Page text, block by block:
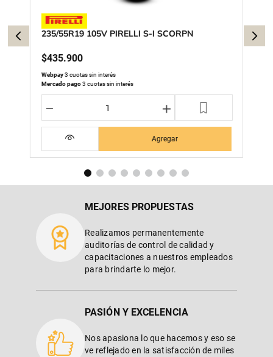
235/55R19 105V PIRELLI S-I SCORPN
$435.900
Webpay3 cuotas sin interés
Mercado pago3 cuotas sin interés
＋
－
Agregar
MEJORES PROPUESTAS
Realizamos permanentemente
auditorías de control de calidad y
capacitaciones a nuestros empleados
para brindarte lo mejor.
PASIÓN Y EXCELENCIA
Nos apasiona lo que hacemos y eso se
ve reflejado en la satisfacción de miles